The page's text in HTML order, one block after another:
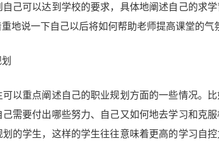
己可以达到学校的要求，具体地阐述自己的求
地说一下自己以后将如何帮助老师提高课堂的气
以重点阐述自己的职业规划方面的一些情况。
需要付出哪些努力、自己又如何地去学习和克
的学生，这样的学生往往意味着更高的学习自